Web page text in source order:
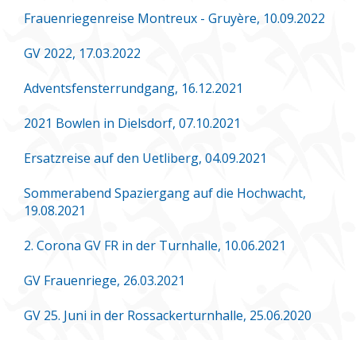
Frauenriegenreise Montreux - Gruyère, 10.09.2022
GV 2022, 17.03.2022
Adventsfensterrundgang, 16.12.2021
2021 Bowlen in Dielsdorf, 07.10.2021
Ersatzreise auf den Uetliberg, 04.09.2021
Sommerabend Spaziergang auf die Hochwacht,
19.08.2021
2. Corona GV FR in der Turnhalle, 10.06.2021
GV Frauenriege, 26.03.2021
GV 25. Juni in der Rossackerturnhalle, 25.06.2020